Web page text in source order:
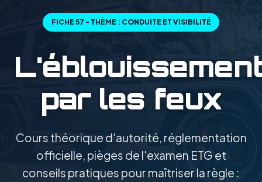
FICHE 57 - THÈME : CONDUITE ET VISIBILITÉ
par les feux
Cours théorique d'autorité, réglementation
officielle, pièges de l'examen ETG et
conseils pratiques pour maîtriser la règle :